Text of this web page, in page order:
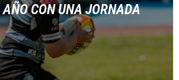
AÑO CON UNA JORNADA